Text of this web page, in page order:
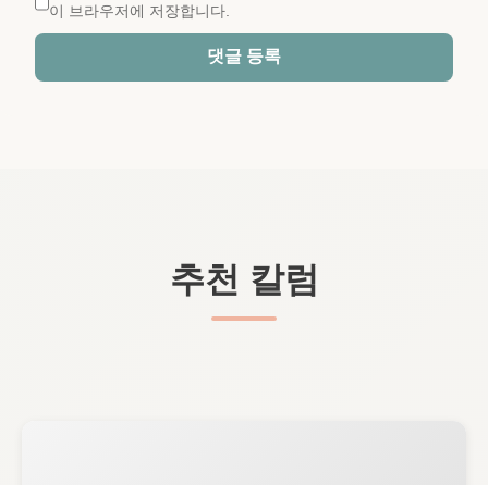
이 브라우저에 저장합니다.
댓글 등록
추천 칼럼